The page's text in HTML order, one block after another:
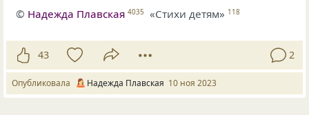
© Надежда Плавская 4035 «Стихи детям» 118
43 2
Опубликовала Надежда Плавская 10 ноя 2023